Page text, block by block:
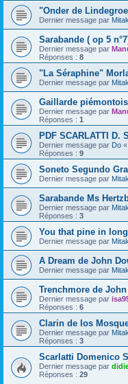
"Onder de
Dernier message par
Sarabande ( op 5
Dernier message par
Réponses : 8
"La Séraphine"
Dernier message par
Gaillarde
Dernier message par
Réponses : 1
PDF SCARLATTI D.
Dernier message par Do «
Réponses : 9
Soneto Segundo
Dernier message par
Sarabande Ms
Dernier message par
Réponses : 3
You that pine in
Dernier message par
A Dream de John
Dernier message par
Trenchmore de
Dernier message par
Réponses : 6
Clarin de los
Dernier message par
Réponses : 3
Scarlatti Domenico
Dernier message par
Réponses : 29